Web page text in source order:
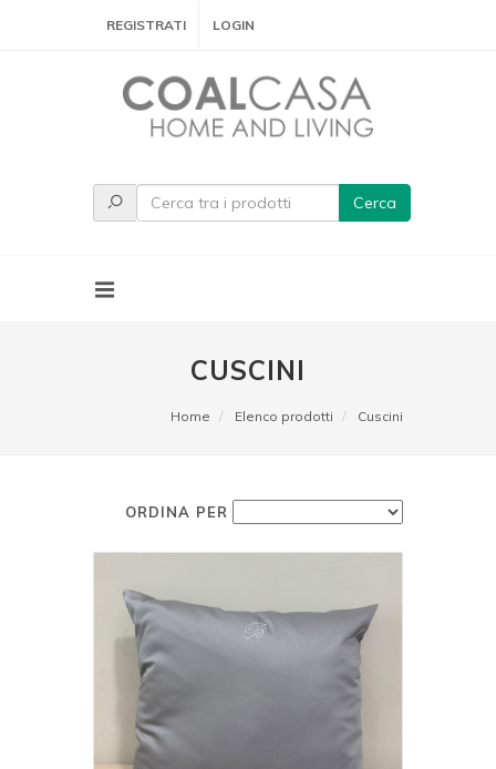
REGISTRATI LOGIN
Cerca
CUSCINI
Home Elenco prodotti Cuscini
ORDINA PER